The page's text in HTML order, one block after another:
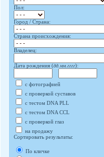
Пол:
Город / Страна:
Страна происхождения:
Владелец:
Дата рождения (дд.мм.гггг):
с фотографией
с проверкой суставов
с тестом DNA PLL
с тестом DNA CCL
с проверкой глаз
на продажу
Сортировать результаты:
По кличке